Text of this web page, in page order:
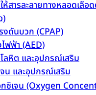
สารละลายทางหลอดเลือ
งดันบวก (CPAP)
ฟฟ้า (AED)
ลหิต และอุปกรณ์เสริม
น และอุปกรณ์เสริม
ซิเจน (Oxygen